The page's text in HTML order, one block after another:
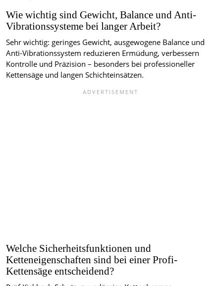
Wie wichtig sind Gewicht, Balance und Anti-
Vibrationssysteme bei langer Arbeit?
Sehr wichtig: geringes Gewicht, ausgewogene Balance und
Anti-Vibrationssystem reduzieren Ermüdung, verbessern
Kontrolle und Präzision – besonders bei professioneller
Kettensäge und langen Schichteinsätzen.
Welche Sicherheitsfunktionen und
Ketteneigenschaften sind bei einer Profi-
Kettensäge entscheidend?